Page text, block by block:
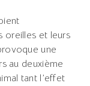
oreilles et leurs
une
au deuxième
tant l’effet